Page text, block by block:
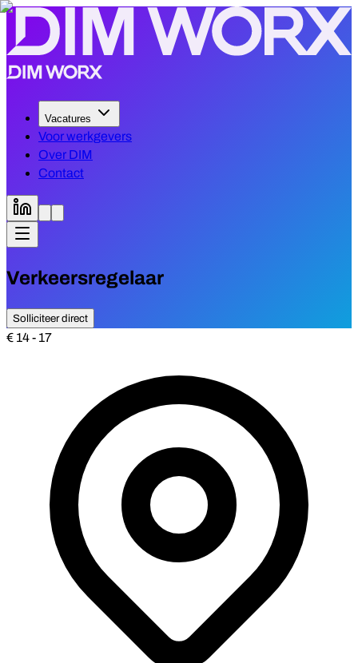
Vacatures
Voor werkgevers
Over DIM
Contact
Verkeersregelaar
Solliciteer direct
€ 14 - 17